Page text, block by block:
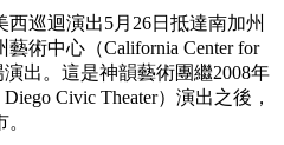
巡迴演出5月26日抵達南加州
術中心（California Center for
演出。這是神韻藝術團繼2008年
Civic Theater）演出之後，